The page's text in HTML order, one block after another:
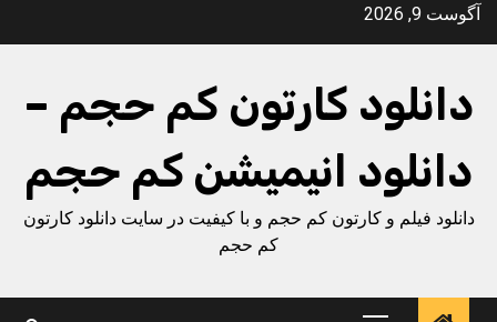
Skipآگوست 9, 2026
دانلود کارتون کم حجم –
دانلود انیمیشن کم حجم
دانلود فیلم و کارتون کم حجم و با کیفیت در سایت دانلود کارتون
کم حجم